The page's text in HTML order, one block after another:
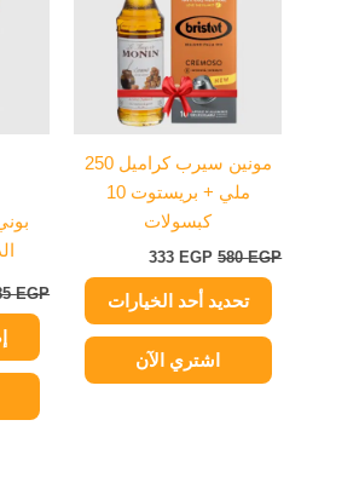
مونين سيرب كراميل 250
ملي + بريستوت 10
كبسولات
580EGP
333 EGP
تحديد أحد الخيارات
الأشكال
المختلفة
اختيار
الخيارات
صفحة
المنتج
اشتري الآن
EGP